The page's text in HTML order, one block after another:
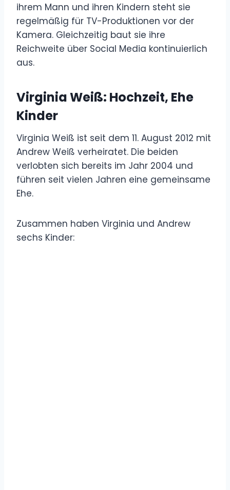
ihrem Mann und ihren Kindern steht sie
regelmäßig für TV-Produktionen vor der
Kamera. Gleichzeitig baut sie ihre
Reichweite über Social Media kontinuierlich
aus.
Virginia Weiß: Hochzeit, Ehe
Kinder
Virginia Weiß ist seit dem 11. August 2012 mit
Andrew Weiß verheiratet. Die beiden
verlobten sich bereits im Jahr 2004 und
führen seit vielen Jahren eine gemeinsame
Ehe.
Zusammen haben Virginia und Andrew
sechs Kinder: